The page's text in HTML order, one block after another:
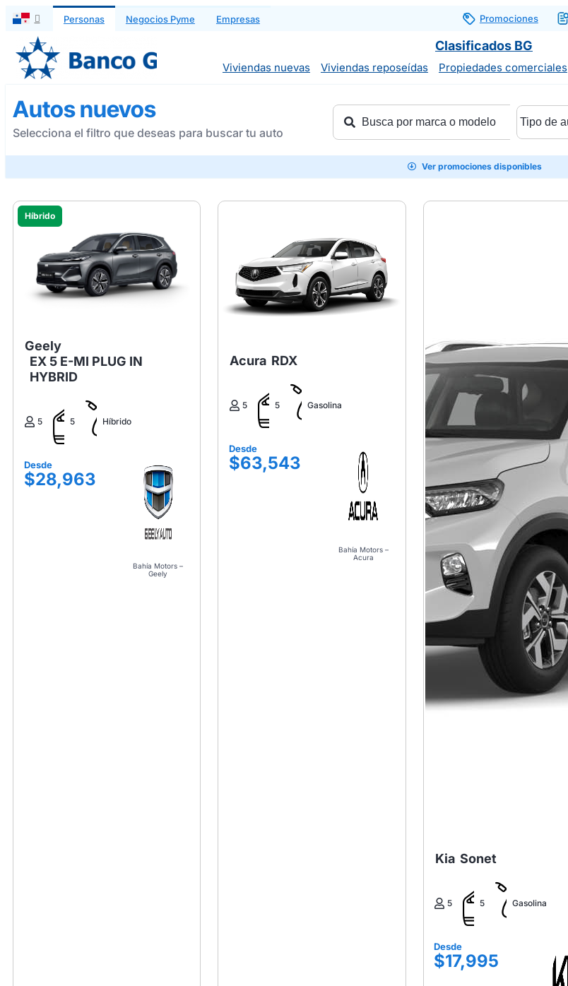
Saltar
contenido
Personas Negocios Pyme Empresas Promociones
Clasificados BG
Viviendas nuevas Viviendas reposeídas Propiedades comerciales
Autos nuevos
Selecciona el filtro que deseas para buscar tu auto
Ver promociones disponibles
Híbrido
Geely
EX 5 E-MI PLUG IN
HYBRID
5 5 Híbrido
Desde
$28,963
Bahía Motors –
Geely
Acura RDX
5 5 Gasolina
Desde
$63,543
Bahía Motors –
Acura
Kia Sonet
5 5 Gasolina
Desde
$17,995